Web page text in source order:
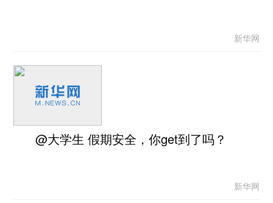
新华网
@大学生 假期安全，你get到了吗？
新华网